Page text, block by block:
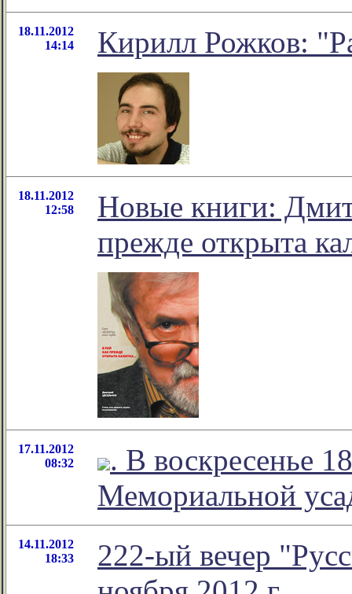
18.11.2012
14:14
Кирилл Рожков:
18.11.2012
12:58
Новые книги:
прежде открыта
17.11.2012
08:32
. В воскресенье
Мемориальной
14.11.2012
18:33
222-ый вечер